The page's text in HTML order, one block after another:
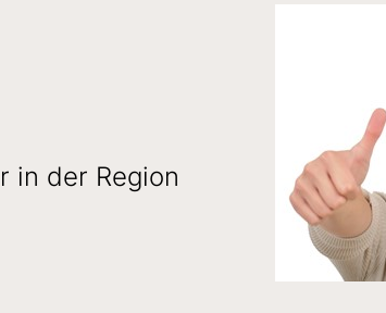
in der Region